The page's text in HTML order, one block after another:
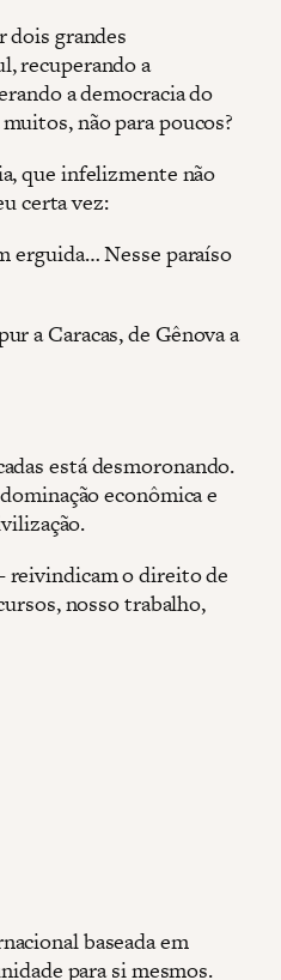
dois grandes
recuperando a
a democracia do
não para poucos?
que infelizmente não
certa vez:
erguida… Nesse paraíso
a Caracas, de Gênova a
está desmoronando.
econômica e
reivindicam o direito de
nosso trabalho,
baseada em
para si mesmos.